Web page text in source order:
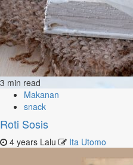
3 min read
Makanan
snack
Roti Sosis
4 years Lalu Ita Utomo